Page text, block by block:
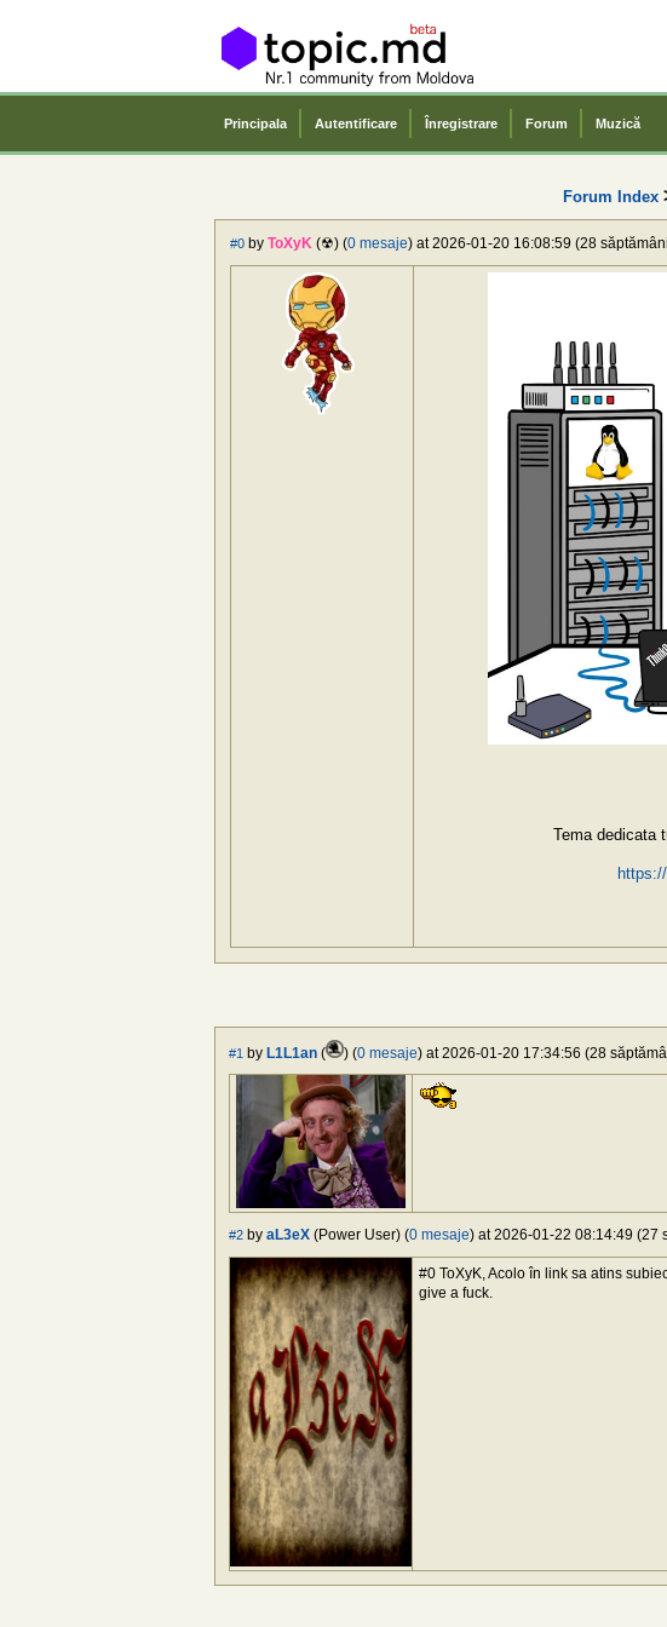
Principala Autentificare Înregistrare Forum Muzică
Forum Index
#0 by ToXyK (☢) (0 mesaje) at 2026-01-20 16:08:59 (28
Tema dedicata
#1 by L1L1an ( ) (0 mesaje) at 2026-01-20 17:34:56 (28
#2 by aL3eX (Power User) (0 mesaje) at 2026-01-22 08:14:49 (27
#0 ToXyK, Acolo în link sa atins
give a fuck.